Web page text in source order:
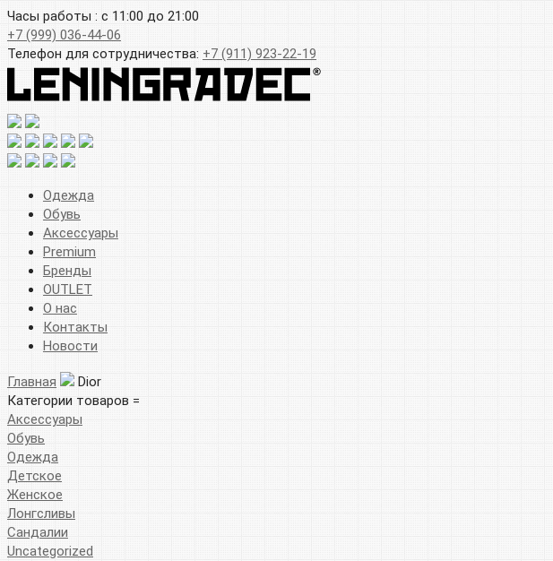
Часы работы : с 11:00 до 21:00
+7 (999) 036-44-06
Телефон для сотрудничества: +7 (911) 923-22-19
Одежда
Обувь
Аксессуары
Premium
Бренды
OUTLET
О нас
Контакты
Новости
Главная
Dior
Категории товаров =
Аксессуары
Обувь
Одежда
Детское
Женское
Лонгсливы
Сандалии
Uncategorized